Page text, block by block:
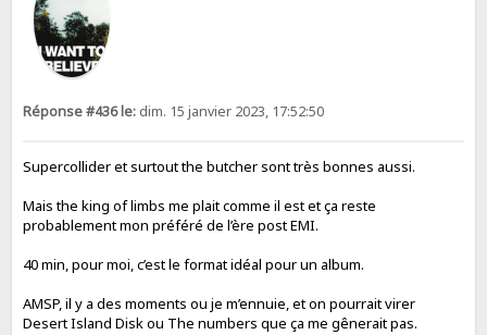
Réponse #436 le: dim. 15 janvier 2023, 17:52:50
Supercollider et surtout the butcher sont très bonnes aussi.
Mais the king of limbs me plait comme il est et ça reste
probablement mon préféré de l’ère post EMI.
40 min, pour moi, c’est le format idéal pour un album.
AMSP, il y a des moments ou je m’ennuie, et on pourrait virer
Desert Island Disk ou The numbers que ça me gênerait pas.